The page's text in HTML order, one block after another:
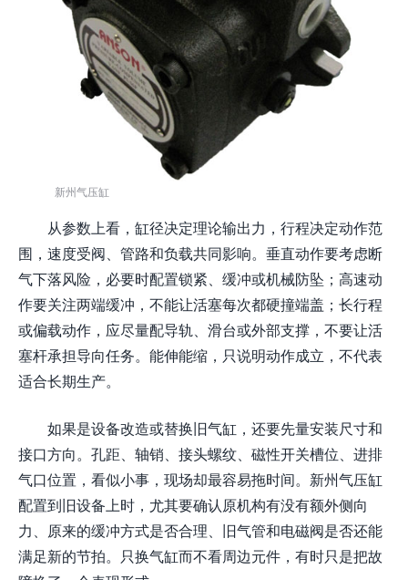
新州气压缸
从参数上看，缸径决定理论输出力，行程决定动作范
围，速度受阀、管路和负载共同影响。垂直动作要考虑断
气下落风险，必要时配置锁紧、缓冲或机械防坠；高速动
作要关注两端缓冲，不能让活塞每次都硬撞端盖；长行程
或偏载动作，应尽量配导轨、滑台或外部支撑，不要让活
塞杆承担导向任务。能伸能缩，只说明动作成立，不代表
适合长期生产。
如果是设备改造或替换旧气缸，还要先量安装尺寸和
接口方向。孔距、轴销、接头螺纹、磁性开关槽位、进排
气口位置，看似小事，现场却最容易拖时间。新州气压缸
配置到旧设备上时，尤其要确认原机构有没有额外侧向
力、原来的缓冲方式是否合理、旧气管和电磁阀是否还能
满足新的节拍。只换气缸而不看周边元件，有时只是把故